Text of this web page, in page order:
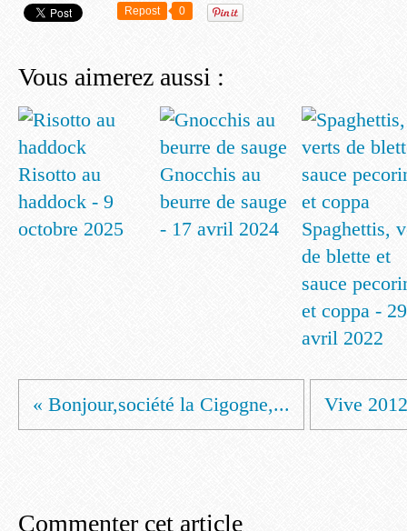
Repost 0
Vous aimerez aussi :
Risotto au
haddock - 9
octobre 2025
Gnocchis au
beurre de sauge
- 17 avril 2024
Spaghettis,
de blette et
sauce
et coppa - 29
avril 2022
« Bonjour,société la Cigogne,... Vive
Commenter cet article